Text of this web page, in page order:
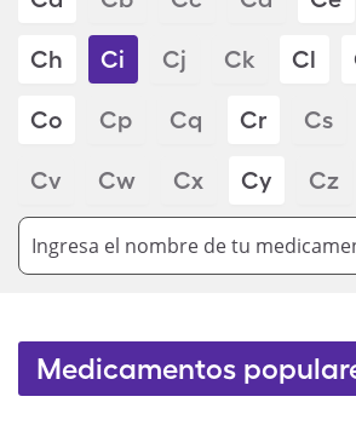
Ch Ci Cj Ck Cl
Co Cp Cq Cr Cs
Cv Cw Cx Cy Cz
Ingresa el nombre de tu
Medicamentos